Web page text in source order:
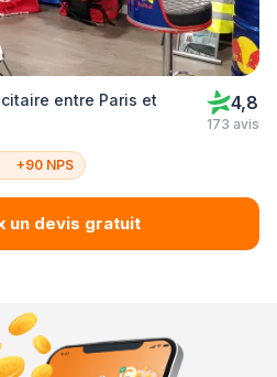
entre Paris et
4,8
173 avis
+90 NPS
un devis gratuit